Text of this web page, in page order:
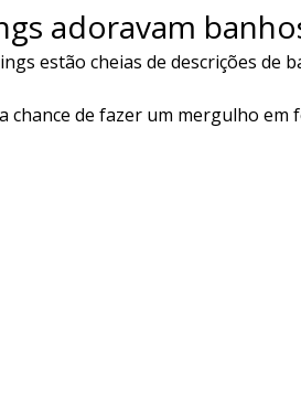
adoravam
estão cheias de descrições de
chance de fazer um mergulho